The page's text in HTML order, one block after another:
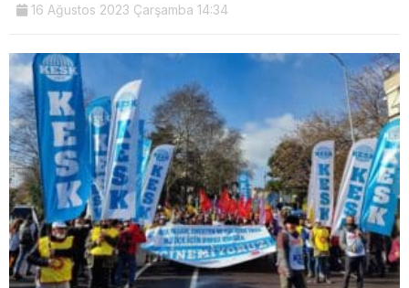
16 Ağustos 2023 Çarşamba 14:34